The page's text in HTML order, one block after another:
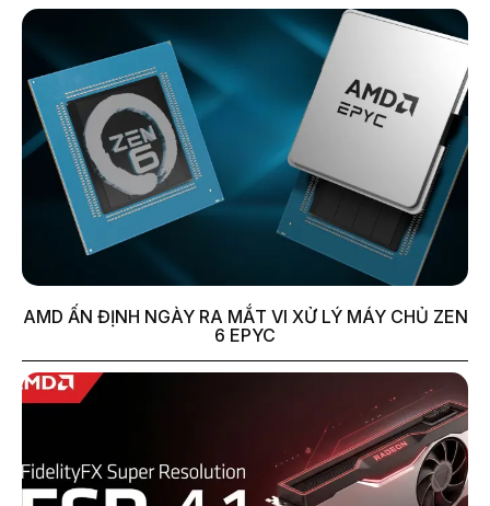
AMD ẤN ĐỊNH NGÀY RA MẮT VI XỬ LÝ MÁY CHỦ ZEN
6 EPYC